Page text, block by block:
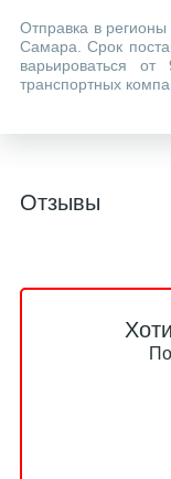
Отправка в регионы
Самара. Срок
варьироваться
транспортных
Отзывы